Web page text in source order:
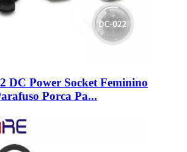
DC Power Socket Feminino
Porca Pa...